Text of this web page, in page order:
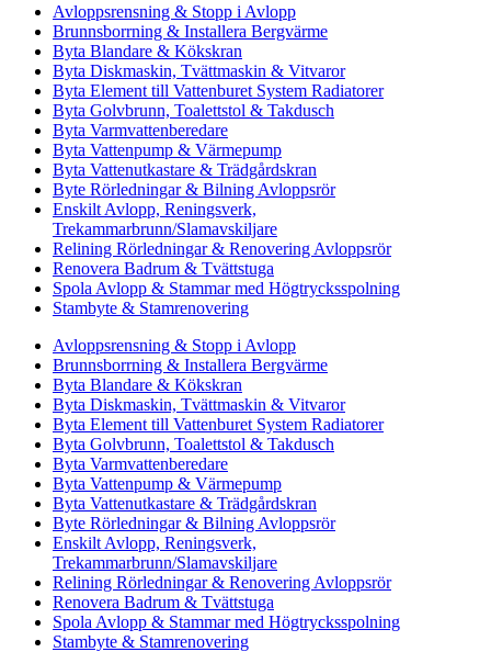
Avloppsrensning & Stopp i Avlopp
Brunnsborrning & Installera Bergvärme
Byta Blandare & Kökskran
Byta Diskmaskin, Tvättmaskin & Vitvaror
Byta Element till Vattenburet System Radiatorer
Byta Golvbrunn, Toalettstol & Takdusch
Byta Varmvattenberedare
Byta Vattenpump & Värmepump
Byta Vattenutkastare & Trädgårdskran
Byte Rörledningar & Bilning Avloppsrör
Enskilt Avlopp, Reningsverk,
Trekammarbrunn/Slamavskiljare
Relining Rörledningar & Renovering Avloppsrör
Renovera Badrum & Tvättstuga
Spola Avlopp & Stammar med Högtrycksspolning
Stambyte & Stamrenovering
Avloppsrensning & Stopp i Avlopp
Brunnsborrning & Installera Bergvärme
Byta Blandare & Kökskran
Byta Diskmaskin, Tvättmaskin & Vitvaror
Byta Element till Vattenburet System Radiatorer
Byta Golvbrunn, Toalettstol & Takdusch
Byta Varmvattenberedare
Byta Vattenpump & Värmepump
Byta Vattenutkastare & Trädgårdskran
Byte Rörledningar & Bilning Avloppsrör
Enskilt Avlopp, Reningsverk,
Trekammarbrunn/Slamavskiljare
Relining Rörledningar & Renovering Avloppsrör
Renovera Badrum & Tvättstuga
Spola Avlopp & Stammar med Högtrycksspolning
Stambyte & Stamrenovering